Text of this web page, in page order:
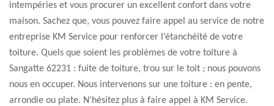
intempéries et vous procurer un excellent confort dans votre
maison. Sachez que, vous pouvez faire appel au service de notre
entreprise KM Service pour renforcer l’étanchéité de votre
toiture. Quels que soient les problèmes de votre toiture à
Sangatte 62231 : fuite de toiture, trou sur le toit ; nous pouvons
nous en occuper. Nous intervenons sur une toiture : en pente,
arrondie ou plate. N’hésitez plus à faire appel à KM Service.